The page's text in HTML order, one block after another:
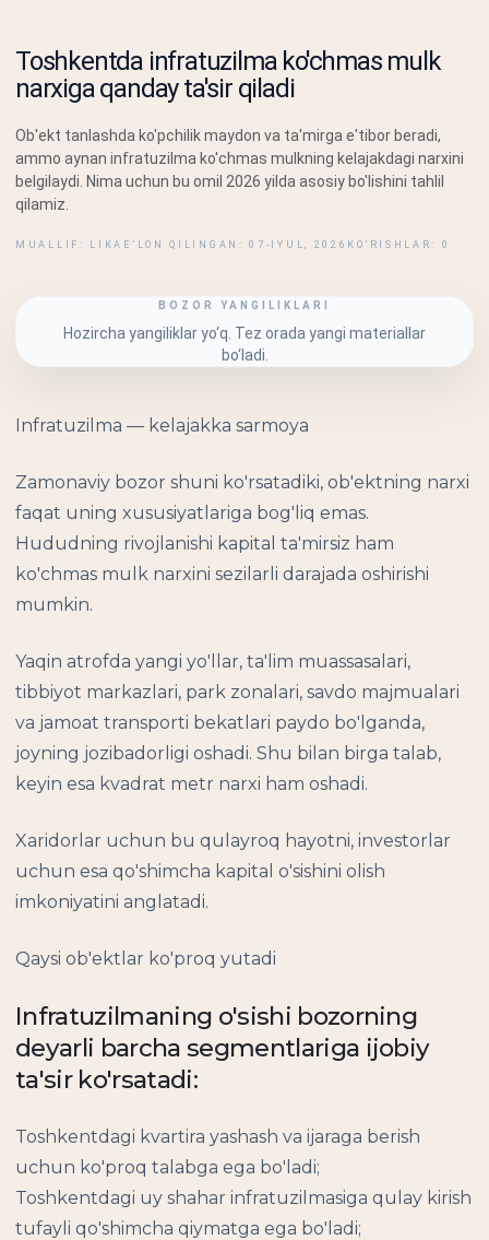
Toshkentda infratuzilma ko'chmas mulk
narxiga qanday ta'sir qiladi
Ob'ekt tanlashda ko'pchilik maydon va ta'mirga e'tibor beradi,
ammo aynan infratuzilma ko'chmas mulkning kelajakdagi narxini
belgilaydi. Nima uchun bu omil 2026 yilda asosiy bo'lishini tahlil
qilamiz.
MUALLIF: LIKA E’LON QILINGAN: 07-IYUL, 2026 KO‘RISHLAR: 0
BOZOR YANGILIKLARI
Hozircha yangiliklar yo‘q. Tez orada yangi materiallar
bo‘ladi.
Infratuzilma — kelajakka sarmoya
Zamonaviy bozor shuni ko'rsatadiki, ob'ektning narxi
faqat uning xususiyatlariga bog'liq emas.
Hududning rivojlanishi kapital ta'mirsiz ham
ko'chmas mulk narxini sezilarli darajada oshirishi
mumkin.
Yaqin atrofda yangi yo'llar, ta'lim muassasalari,
tibbiyot markazlari, park zonalari, savdo majmualari
va jamoat transporti bekatlari paydo bo'lganda,
joyning jozibadorligi oshadi. Shu bilan birga talab,
keyin esa kvadrat metr narxi ham oshadi.
Xaridorlar uchun bu qulayroq hayotni, investorlar
uchun esa qo'shimcha kapital o'sishini olish
imkoniyatini anglatadi.
Qaysi ob'ektlar ko'proq yutadi
Infratuzilmaning o'sishi bozorning
deyarli barcha segmentlariga ijobiy
ta'sir ko'rsatadi:
Toshkentdagi kvartira yashash va ijaraga berish
uchun ko'proq talabga ega bo'ladi;
Toshkentdagi uy shahar infratuzilmasiga qulay kirish
tufayli qo'shimcha qiymatga ega bo'ladi;